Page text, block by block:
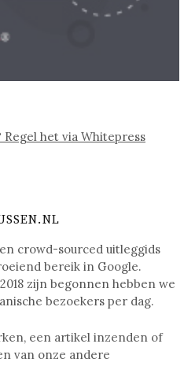
het via Whitepress
crowd-sourced uitleggids
bereik in Google.
zijn begonnen hebben we
bezoekers per dag.
een artikel inzenden of
van onze andere